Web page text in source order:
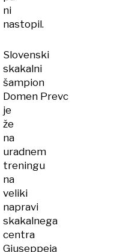
ni
nastopil.
Slovenski
skakalni
šampion
Domen Prevc
je
že
na
uradnem
treningu
na
veliki
napravi
skakalnega
centra
Giuseppeja